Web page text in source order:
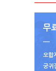
무
오합
궁귀